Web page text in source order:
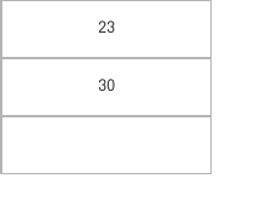
23
30